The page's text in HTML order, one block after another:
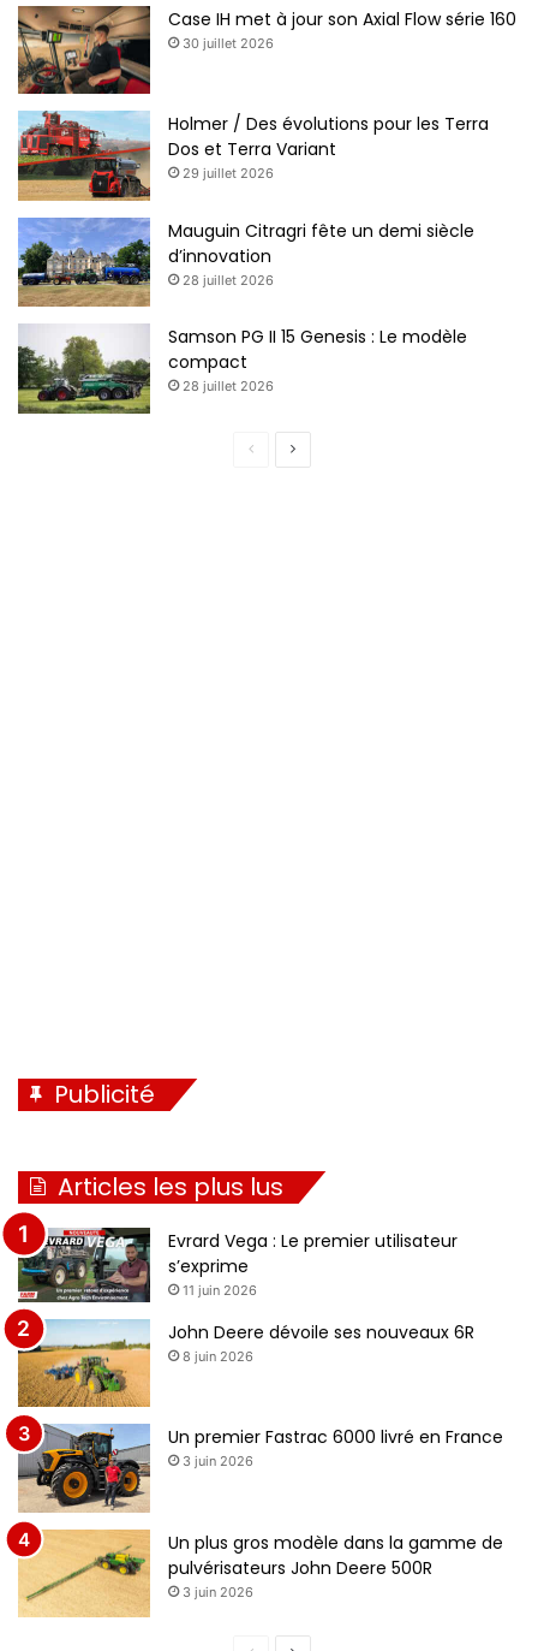
Case IH met à jour son Axial Flow série 160
30 juillet 2026
Holmer / Des évolutions pour les Terra
Dos et Terra Variant
29 juillet 2026
Mauguin Citragri fête un demi siècle
d’innovation
28 juillet 2026
Samson PG II 15 Genesis : Le modèle
compact
28 juillet 2026
Page
Page
Publicité
Articles les plus lus
Evrard Vega : Le premier utilisateur
s’exprime
11 juin 2026
John Deere dévoile ses nouveaux 6R
8 juin 2026
Un premier Fastrac 6000 livré en France
3 juin 2026
Un plus gros modèle dans la gamme de
pulvérisateurs John Deere 500R
3 juin 2026